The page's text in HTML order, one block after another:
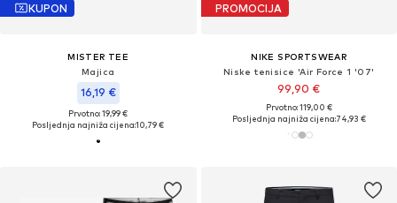
KUPON
MISTER TEE
Majica
16,19 €
Prvotno: 19,99 €
Posljednja najniža cijena:10,79 €
PROMOCIJA
NIKE SPORTSWEAR
Niske tenisice 'Air Force 1 '07'
99,90 €
Prvotno: 119,00 €
Posljednja najniža cijena:74,93 €